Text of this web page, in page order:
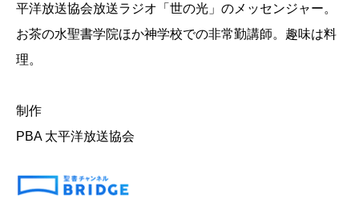
平洋放送協会放送ラジオ「世の光」のメッセンジャー。
お茶の水聖書学院ほか神学校での非常勤講師。趣味は料
理。
制作
PBA 太平洋放送協会